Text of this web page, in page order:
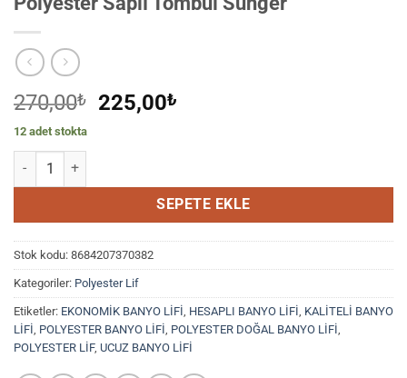
270,00₺
Orijinal
225,00₺
12 adet stokta
Polyester Saplı Tombul Sünger adet
SEPETE EKLE
Stok kodu: 8684207370382
Kategoriler: Polyester Lif
Etiketler: EKONOMİK BANYO LİFİ, HESAPLI BANYO LİFİ, KALİTELİ BANYO
LİFİ, POLYESTER BANYO LİFİ, POLYESTER DOĞAL BANYO LİFİ,
POLYESTER LİF, UCUZ BANYO LİFİ